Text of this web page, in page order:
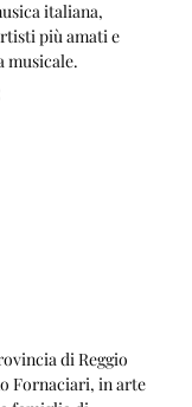
italiana,
più amati e
musicale.
di Reggio
Fornaciari, in arte